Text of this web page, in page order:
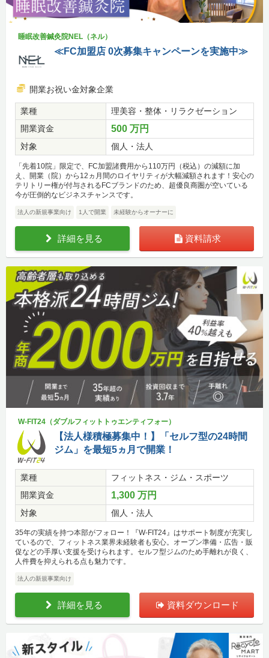
睡眠改善鍼灸院NEL（ネル）
≪FC加盟店 0次募集キャンペーンを実施中≫
開業お祝い金対象企業
業種
理美容・整体・リラクゼーション
開業資金
500 万円
対象 個人・法人
「先着10院」限定で、FC加盟諸費用から110万円（税込）の減額に加
え、開業（院）から12ヵ月間のロイヤリティが大幅減額されます！安心の
テリトリー権が付与されるFCブランドのため、超優良商圏が空いている
今が圧倒的なビジネスチャンスです。
法人の新規事業向け 1人で開業 未経験からオーナーに
詳細を見る 資料請求
W-FIT24（ダブルフィットトゥエンティフォー）
【法人様積極募集中！】「セルフ型の24時間
ジム」を最短5ヵ月で開業！
業種
フィットネス・ジム・スポーツ
開業資金
1,300 万円
対象 個人・法人
35年の実績を持つ本部がフォロー！『W-FIT24』はサポート制度が充実し
ているので、フィットネス業界未経験者も安心。オープン準備・広告・販
促などの手厚い支援を受けられます。セルフ型ジムのため手離れが良く、
人件費を抑えられる点も魅力です。
法人の新規事業向け
詳細を見る 資料ダウンロード